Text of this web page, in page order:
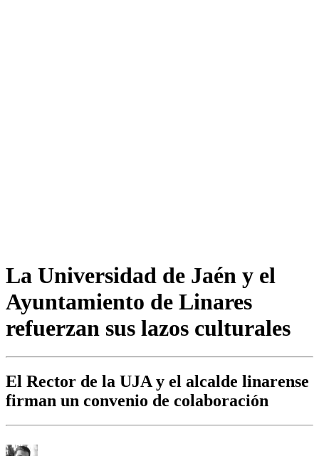
La Universidad de Jaén y el
Ayuntamiento de Linares
refuerzan sus lazos culturales
El Rector de la UJA y el alcalde linarense
firman un convenio de colaboración